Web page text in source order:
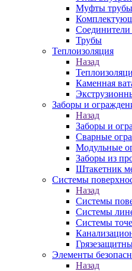
Муфты трубы
Соединители
Трубы
Теплоизоляция
Назад
Каменная
Заборы и
Назад
Заборы и
Сварные
Модульные
Заборы из
Штакетник
Системы
Назад
Системы
Системы
Системы
Элементы
Назад